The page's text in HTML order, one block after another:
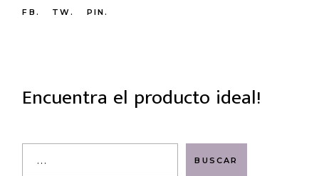
FB. TW. PIN.
Encuentra el producto ideal!
Search
BUSCAR